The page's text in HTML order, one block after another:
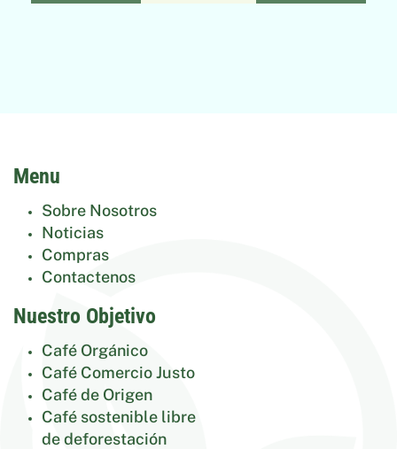
Menu
Sobre Nosotros
Noticias
Compras
Contactenos
Nuestro Objetivo
Café Orgánico
Café Comercio Justo
Café de Origen
Café sostenible libre
de deforestación